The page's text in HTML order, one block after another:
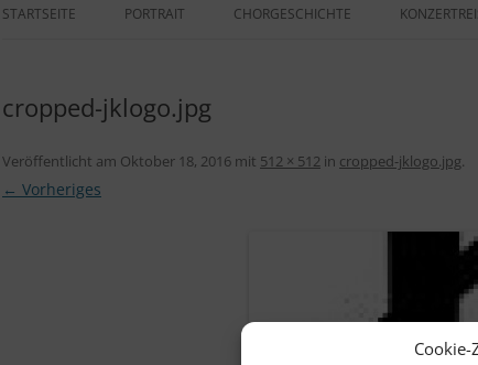
STARTSEITE PORTRAIT CHORGESCHICHTE
cropped-jklogo.jpg
Veröffentlicht am Oktober 18, 2016 mit 512 × 512 in cropped-jklogo.jpg.
← Vorheriges